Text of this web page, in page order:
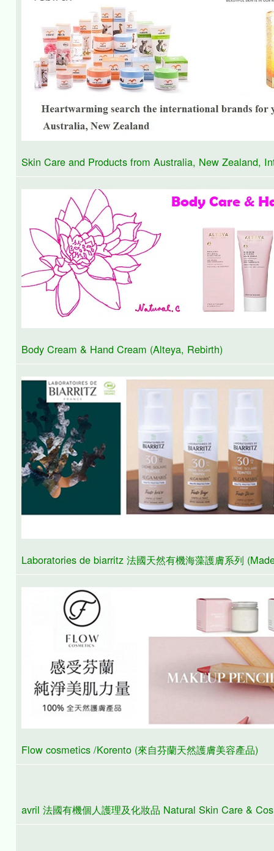
Lanocreme Originals 來自紐西蘭優質護膚系列
Skin Care and Products from Australia, New Zealand,
Body Cream & Hand Cream (Alteya, Rebirth)
Laboratories de biarritz 法國天然有機海藻護膚系列